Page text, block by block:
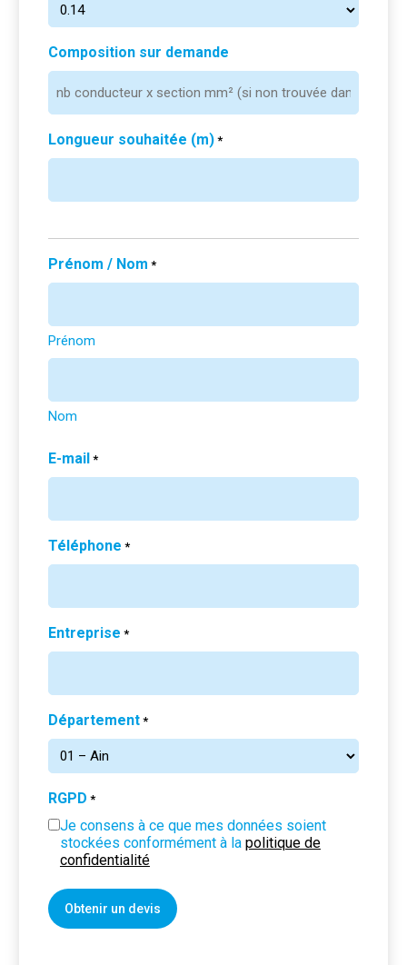
Composition sur demande
Longueur souhaitée (m) *
Prénom / Nom *
Prénom
Nom
E-mail *
Téléphone *
Entreprise *
Département *
RGPD *
Je consens à ce que mes données soient
stockées conformément à la politique de
confidentialité